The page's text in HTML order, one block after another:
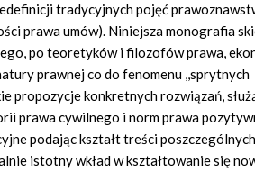
tradycyjnych pojęć
prawa umów). Niniejsza monografia
po teoretyków i filozofów prawa,
prawnej co do fenomenu ,,sprytnych
propozycje konkretnych rozwiązań,
prawa cywilnego i norm prawa
podając kształt treści poszczególnych
istotny wkład w kształtowanie się